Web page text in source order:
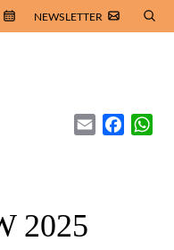
NEWSLETTER
Email
2025